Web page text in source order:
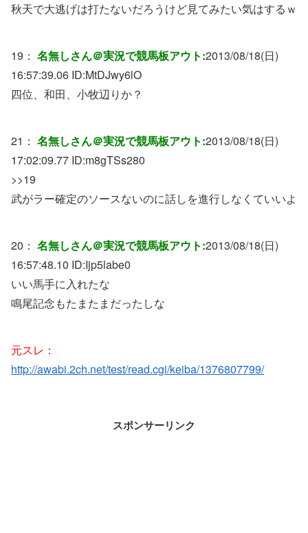
秋天で大逃げは打たないだろうけど見てみたい気はするｗ
19： 名無しさん＠実況で競馬板アウト:2013/08/18(日)
16:57:39.06 ID:MtDJwy6lO
四位、和田、小牧辺りか？
21： 名無しさん＠実況で競馬板アウト:2013/08/18(日)
17:02:09.77 ID:m8gTSs280
>>19
武がラー確定のソースないのに話しを進行しなくていいよ
20： 名無しさん＠実況で競馬板アウト:2013/08/18(日)
16:57:48.10 ID:Ijp5labe0
いい馬手に入れたな
鳴尾記念もたまたまだったしな
元スレ：
http://awabi.2ch.net/test/read.cgi/keiba/1376807799/
スポンサーリンク